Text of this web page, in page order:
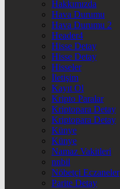
Hakkımızda
Hava Durumu
Hava Durumu 2
Header4
Hisse Detay
Hisse Detay
Hisseler
İletişim
Kayıt Ol
Kripto Paralar
Kriptopara Detay
Kriptopara Detay
Künye
Künye
Namaz Vakitleri
nnbil
Nöbetçi Eczaneler
Parite Detay